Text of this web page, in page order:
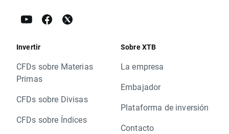
Invertir
CFDs sobre Materias
Primas
CFDs sobre Divisas
CFDs sobre Índices
Sobre XTB
La empresa
Embajador
Plataforma de inversión
Contacto